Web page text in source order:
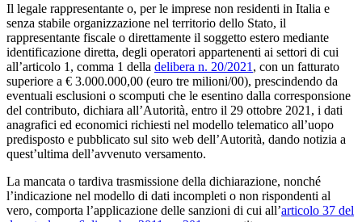
Il legale rappresentante o, per le imprese non residenti in Italia e
senza stabile organizzazione nel territorio dello Stato, il
rappresentante fiscale o direttamente il soggetto estero mediante
identificazione diretta, degli operatori appartenenti ai settori di cui
all’articolo 1, comma 1 della delibera n. 20/2021 , con un fatturato
superiore a € 3.000.000,00 (euro tre milioni/00), prescindendo da
eventuali esclusioni o scomputi che le esentino dalla corresponsione
del contributo, dichiara all’Autorità, entro il 29 ottobre 2021, i dati
anagrafici ed economici richiesti nel modello telematico all’uopo
predisposto e pubblicato sul sito web dell’Autorità, dando notizia a
quest’ultima dell’avvenuto versamento.
La mancata o tardiva trasmissione della dichiarazione, nonché
l’indicazione nel modello di dati incompleti o non rispondenti al
vero, comporta l’applicazione delle sanzioni di cui all’articolo 37 del